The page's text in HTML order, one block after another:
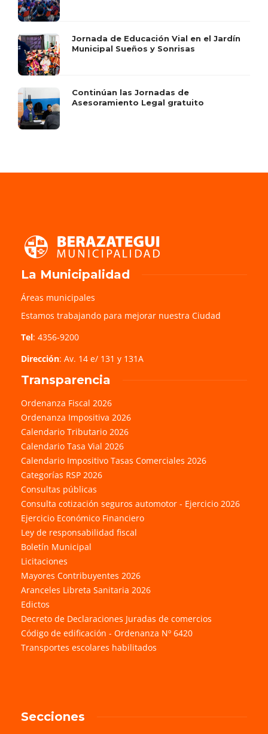
Jornada de Educación Vial en el Jardín
Municipal Sueños y Sonrisas
Continúan las Jornadas de
Asesoramiento Legal gratuito
La Municipalidad
Áreas municipales
Estamos trabajando para mejorar nuestra Ciudad
Tel: 4356-9200
Dirección: Av. 14 e/ 131 y 131A
Transparencia
Ordenanza Fiscal 2026
Ordenanza Impositiva 2026
Calendario Tributario 2026
Calendario Tasa Vial 2026
Calendario Impositivo Tasas Comerciales 2026
Categorías RSP 2026
Consultas públicas
Consulta cotización seguros automotor - Ejercicio 2026
Ejercicio Económico Financiero
Ley de responsabilidad fiscal
Boletín Municipal
Licitaciones
Mayores Contribuyentes 2026
Aranceles Libreta Sanitaria 2026
Edictos
Decreto de Declaraciones Juradas de comercios
Código de edificación - Ordenanza Nº 6420
Transportes escolares habilitados
Secciones